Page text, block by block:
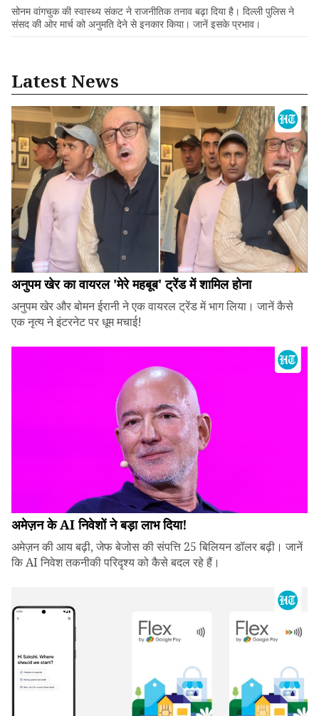
सोनम वांगचुक की स्वास्थ्य संकट ने राजनीतिक तनाव बढ़ा दिया है। दिल्ली पुलिस ने
संसद की ओर मार्च को अनुमति देने से इनकार किया। जानें इसके प्रभाव।
Latest News
अनुपम खेर का वायरल 'मेरे महबूब' ट्रेंड में शामिल होना
अनुपम खेर और बोमन ईरानी ने एक वायरल ट्रेंड में भाग लिया। जानें कैसे
एक नृत्य ने इंटरनेट पर धूम मचाई!
अमेज़न के AI निवेशों ने बड़ा लाभ दिया!
अमेज़न की आय बढ़ी, जेफ बेजोस की संपत्ति 25 बिलियन डॉलर बढ़ी। जानें
कि AI निवेश तकनीकी परिदृश्य को कैसे बदल रहे हैं।